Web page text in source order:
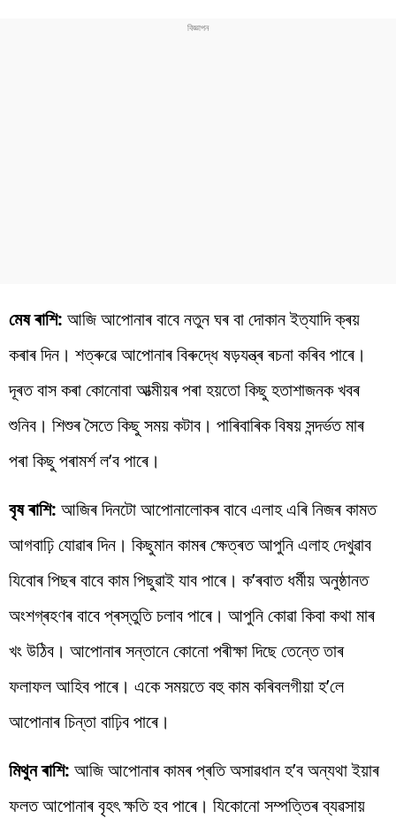
মেষ ৰাশি: আজি আপোনাৰ বাবে নতুন ঘৰ বা দোকান ইত্যাদি ক্ৰয়
কৰাৰ দিন। শত্ৰুৱে আপোনাৰ বিৰুদ্ধে ষড়যন্ত্ৰ ৰচনা কৰিব পাৰে।
দূৰত বাস কৰা কোনোবা আত্মীয়ৰ পৰা হয়তো কিছু হতাশাজনক খবৰ
শুনিব। শিশুৰ সৈতে কিছু সময় কটাব। পাৰিবাৰিক বিষয় সন্দৰ্ভত মাৰ
পৰা কিছু পৰামৰ্শ ল’ব পাৰে।
বৃষ ৰাশি: আজিৰ দিনটো আপোনালোকৰ বাবে এলাহ এৰি নিজৰ কামত
আগবাঢ়ি যোৱাৰ দিন। কিছুমান কামৰ ক্ষেত্ৰত আপুনি এলাহ দেখুৱাব
যিবোৰ পিছৰ বাবে কাম পিছুৱাই যাব পাৰে। ক’ৰবাত ধৰ্মীয় অনুষ্ঠানত
অংশগ্ৰহণৰ বাবে প্ৰস্তুতি চলাব পাৰে। আপুনি কোৱা কিবা কথা মাৰ
খং উঠিব। আপোনাৰ সন্তানে কোনো পৰীক্ষা দিছে তেন্তে তাৰ
ফলাফল আহিব পাৰে। একে সময়তে বহু কাম কৰিবলগীয়া হ’লে
আপোনাৰ চিন্তা বাঢ়িব পাৰে।
মিথুন ৰাশি: আজি আপোনাৰ কামৰ প্ৰতি অসাৱধান হ’ব অন্যথা ইয়াৰ
ফলত আপোনাৰ বৃহৎ ক্ষতি হব পাৰে। যিকোনো সম্পত্তিৰ ব্যৱসায়